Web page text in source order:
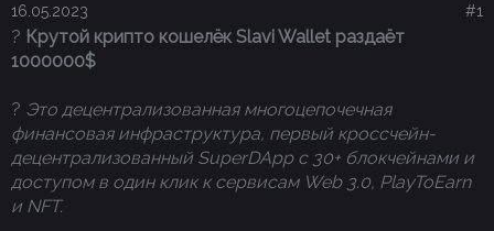
16.05.2023 #1
? Крутой крипто кошелёк Slavi Wallet раздаёт
1000000$
? Это децентрализованная многоцепочечная
финансовая инфраструктура, первый кроссчейн-
децентрализованный SuperDApp с 30+ блокчейнами и
доступом в один клик к сервисам Web 3.0, PlayToEarn
и NFT.